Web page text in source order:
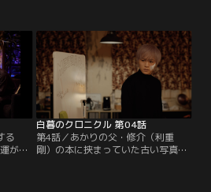
キナ
」に
久保
りが
察使
み）の糾弾がきっかけとなり釈放さ
れる。そして魁は竹之内に、今回の
事件と「羊殺し」の関連性を指摘
し……。一方あかりは魁を殺害しよ
うとした女子高生・稟子と再会、事
件解決の糸口をつかむ。
る
が高
白暮のクロニクル 第04話
第4話／あかりの父・修介（利重
剛）の本に挟まっていた古い写真。